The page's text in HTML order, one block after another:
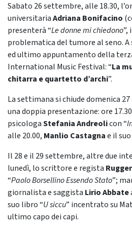
Sabato 26 settembre, alle 18.30,
universitariaAdriana Bonifacino
presenterà “Le donne mi chiedono”,
problematica del tumore al seno. A
ed ultimo appuntamento della
International Music Festival: “La
chitarra e quartetto d’archi”.
La settimana si chiude domenica
una doppia presentazione: ore
psicologaStefania Andreolicon “
alle 20.00, Manlio Castagnae il
Il 28 e il 29 settembre, altre due
lunedì, lo scrittore e regista
“Paolo Borsellino Essendo Stato”;
giornalista e saggista Lirio Abbate
suo libro “U siccu” incentrato su
ultimo capo dei capi.